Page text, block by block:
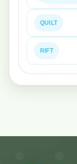
QUILT
RIFT